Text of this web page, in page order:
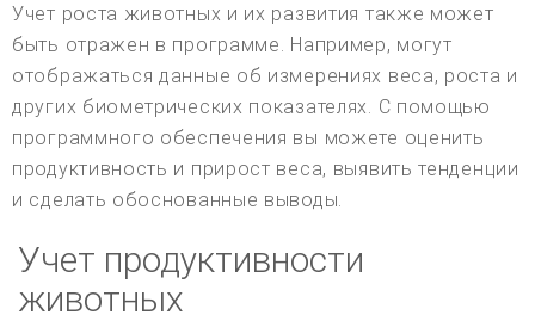
Учет роста животных и их развития также может
быть отражен в программе. Например, могут
отображаться данные об измерениях веса, роста и
других биометрических показателях. С помощью
программного обеспечения вы можете оценить
продуктивность и прирост веса, выявить тенденции
и сделать обоснованные выводы.
Учет продуктивности
животных